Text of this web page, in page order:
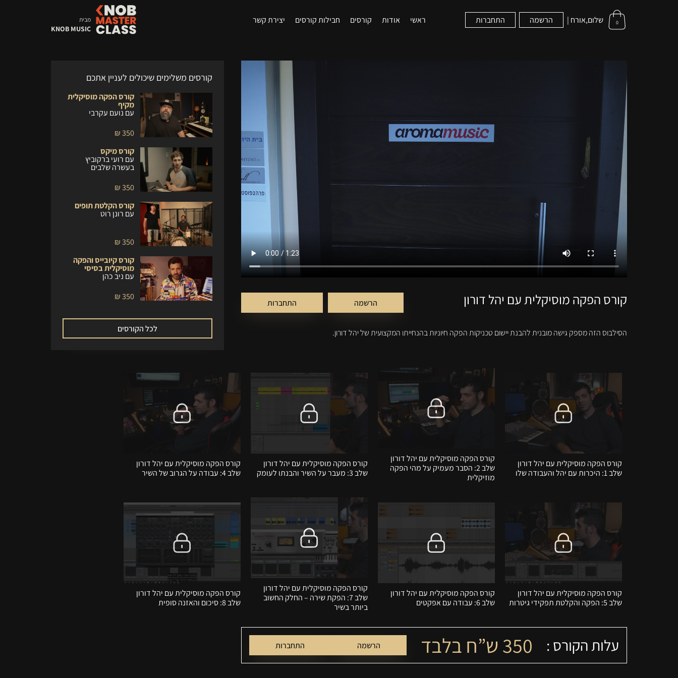
0 שלום,אורח | הרשמה התחברות ראשי אודות קורסים חבילות קורסים יצירת קשר מבית
KNOB MUSIC
קורס הפקה מוסיקלית עם יהל דורון הרשמה התחברות
הסילבוס הזה מספק גישה מובנית להבנת יישום טכניקות הפקה חיוניות בהנחייתו המקצועית של יהל דורון.
קורס הפקה מוסיקלית עם יהל דורון
שלב 1: היכרות עם יהל והעבודה שלו
קורס הפקה מוסיקלית עם יהל דורון
שלב 2: הסבר מעמיק על מהי הפקה
מוזיקלית
קורס הפקה מוסיקלית עם יהל דורון
שלב 3: מעבר על השיר והבנתו לעומק
קורס הפקה מוסיקלית עם יהל דורון
שלב 4: עבודה על הגרוב של השיר
קורס הפקה מוסיקלית עם יהל דורון
שלב 5: הפקה והקלטת תפקידי גיטרות
קורס הפקה מוסיקלית עם יהל דורון
שלב 6: עבודה עם אפקטים
קורס הפקה מוסיקלית עם יהל דורון
שלב 7: הפקת שירה – החלק החשוב
ביותר בשיר
קורס הפקה מוסיקלית עם יהל דורון
שלב 8: סיכום והאזנה סופית
עלות הקורס : 350 ש”ח בלבד הרשמה התחברות
קורסים משלימים שיכולים לעניין אתכם
קורס הפקה מוסיקלית
מקיף
עם נועם עקרבי
350 ₪
קורס מיקס
עם רועי ברקוביץ
בעשרה שלבים
350 ₪
קורס הקלטת תופים
עם רונן רוט
350 ₪
קורס קיובייס והפקה
מוסיקלית בסיסי
עם ניב כהן
350 ₪
לכל הקורסים